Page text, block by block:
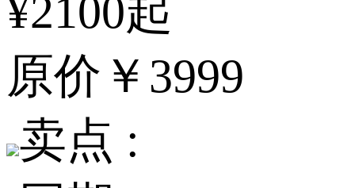
¥2100起
原价 ￥3999
卖点 :